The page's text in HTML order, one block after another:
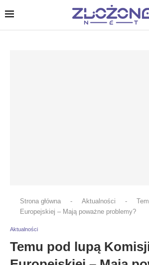
Strona główna - Aktualności -
Europejskiej – Mają poważne problemy?
Aktualności
Temu pod lupą